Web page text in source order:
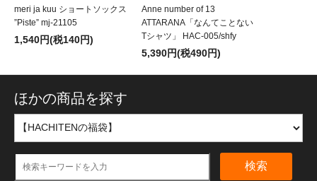
meri ja kuu ショートソックス
”Piste” mj-21105
1,540円(税140円)
Anne number of 13
ATTARANA「なんてことない
Tシャツ」 HAC-005/shfy
5,390円(税490円)
ほかの商品を探す
検索